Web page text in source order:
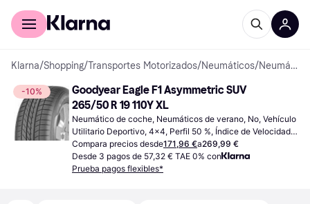
Comprar con Klarna
Klarna/Shopping/Transportes Motorizados/Neumáticos/ Neumáticos de coche
-10%
Goodyear Eagle F1 Asymmetric SUV
265/50 R 19 110Y XL
Neumático de coche, Neumáticos de verano, No, Vehículo
Utilitario Deportivo, 4x4, Perfil 50 %, Índice de Velocidad Y
(300 km/h)
Compara precios desde171,96 €a269,99 €
Desde 3 pagos de 57,32 € TAE 0% con
Prueba pagos flexibles*